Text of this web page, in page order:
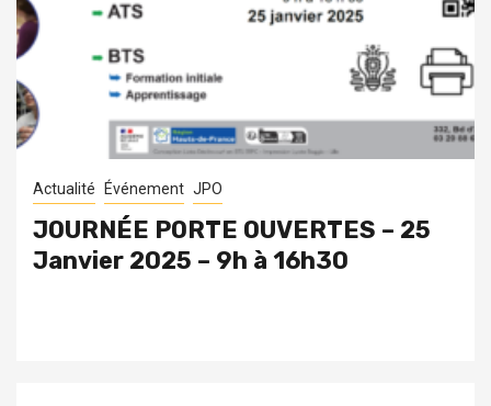
Actualité Événement JPO
JOURNÉE PORTE OUVERTES – 25
Janvier 2025 – 9h à 16h30